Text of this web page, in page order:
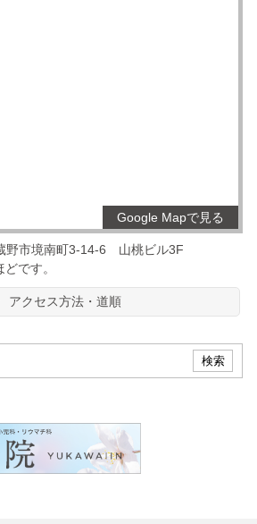
Google Mapで見る
野市境南町3-14-6
山桃ビル3F
です。
アクセス方法・道順